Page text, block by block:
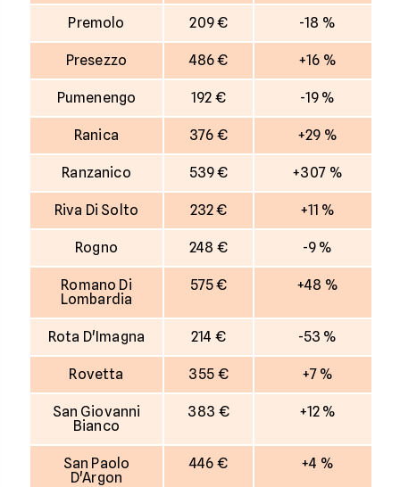
Premolo 209 € -18 %
Presezzo 486 € +16 %
Pumenengo 192 € -19 %
Ranica 376 € +29 %
Ranzanico 539 € +307 %
Riva Di Solto 232 € +11 %
Rogno 248 € -9 %
Romano Di
Lombardia
575 € +48 %
Rota D'Imagna 214 € -53 %
Rovetta 355 € +7 %
San Giovanni
Bianco
383 € +12 %
San Paolo
D'Argon
446 € +4 %